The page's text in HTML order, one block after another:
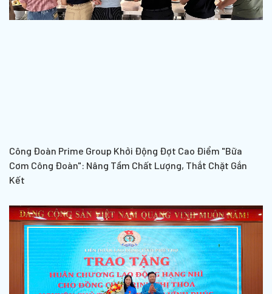
Công Đoàn Prime Group Khởi Động Đợt Cao Điểm "Bữa
Cơm Công Đoàn": Nâng Tầm Chất Lượng, Thắt Chặt Gắn
Kết